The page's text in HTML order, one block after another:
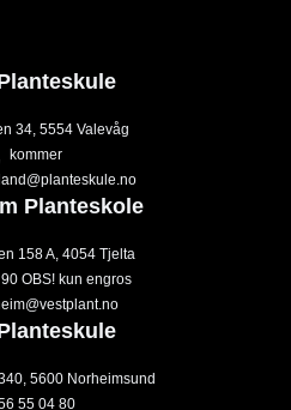
34, 5554 Valevåg
kommer
Planteskole
158 A, 4054 Tjelta
OBS! kun engros
5600 Norheimsund
55 04 80